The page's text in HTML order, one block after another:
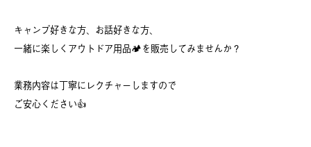
キャンプ好きな方、お話好きな方、
一緒に楽しくアウトドア用品🏕を販売してみませんか？
業務内容は丁寧にレクチャーしますので
ご安心ください👍